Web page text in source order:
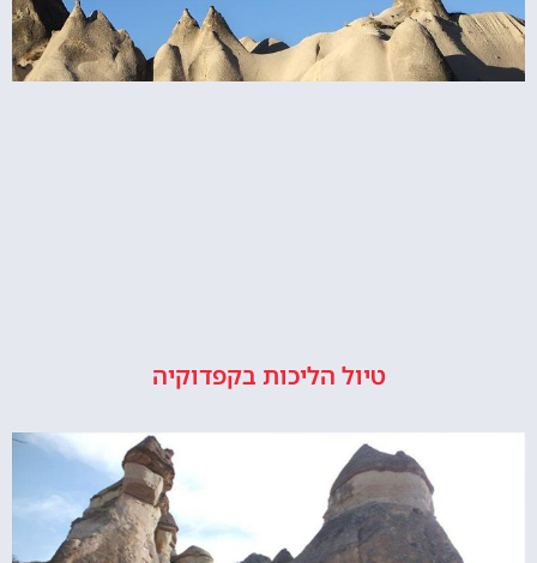
טיול הליכות בקפדוקיה